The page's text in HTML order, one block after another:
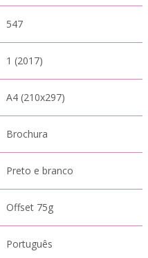
547
1 (2017)
A4 (210x297)
Brochura
Preto e branco
Offset 75g
Português